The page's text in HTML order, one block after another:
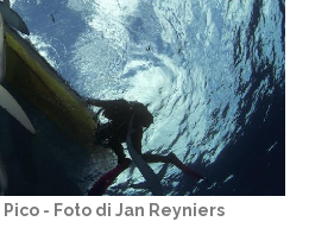
- Foto di Jan Reyniers